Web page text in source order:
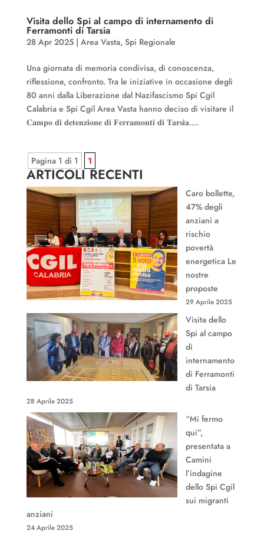
Visita dello Spi al campo di internamento di
Ferramonti di Tarsia
28 Apr 2025| Area Vasta, Spi Regionale
Una giornata di memoria condivisa, di conoscenza,
riflessione, confronto. Tra le iniziative in occasione degli
80 anni dalla Liberazione dal Nazifascismo Spi Cgil
Calabria e Spi Cgil Area Vasta hanno deciso di visitare il
𝐂𝐚𝐦𝐩𝐨 𝐝𝐢 𝐝𝐞𝐭𝐞𝐧𝐳𝐢𝐨𝐧𝐞 𝐝𝐢 𝐅𝐞𝐫𝐫𝐚𝐦𝐨𝐧𝐭𝐢 𝐝𝐢 𝐓𝐚𝐫𝐬𝐢𝐚....
Pagina 1 di 1 1
ARTICOLI RECENTI
Caro bollette,
47% degli
anziani a
rischio
povertà
energetica Le
nostre
proposte
29 Aprile 2025
Visita dello
Spi al campo
di
internamento
di Ferramonti
di Tarsia
28 Aprile 2025
“Mi fermo
qui”,
presentata a
Camini
l’indagine
dello Spi Cgil
sui migranti
anziani
24 Aprile 2025